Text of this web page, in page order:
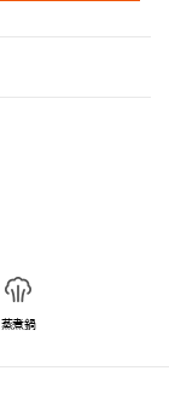
蒸煮鍋